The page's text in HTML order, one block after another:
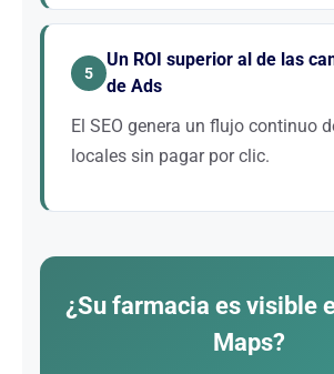
Ser visible en estas consultas
fiel. Una estrategia SEO bien
estas intenciones de búsqueda y
5
Un ROI superior al de las
de Ads
El SEO genera un flujo continuo
locales sin pagar por clic.
A diferencia de Google Ads, el SEO
rentable a largo plazo.
¿Su farmacia es visible
Maps?